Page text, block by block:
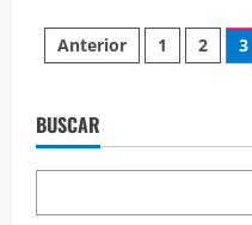
ADEPOR
INVITA
A
DEL
CERDO”
Paginación
entradas
Anterior 1 2 3
BUSCAR